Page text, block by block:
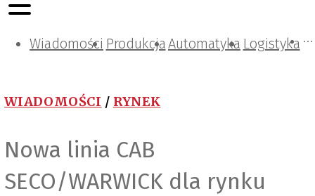
Wiadomości ProdukcjaAutomatyka Logistyka
Projektowanie i konstrukcje
Zarządzanie i IT
Tematy specjalne
WIADOMOŚCI / RYNEK
Nowa linia CAB
SECO/WARWICK dla rynku